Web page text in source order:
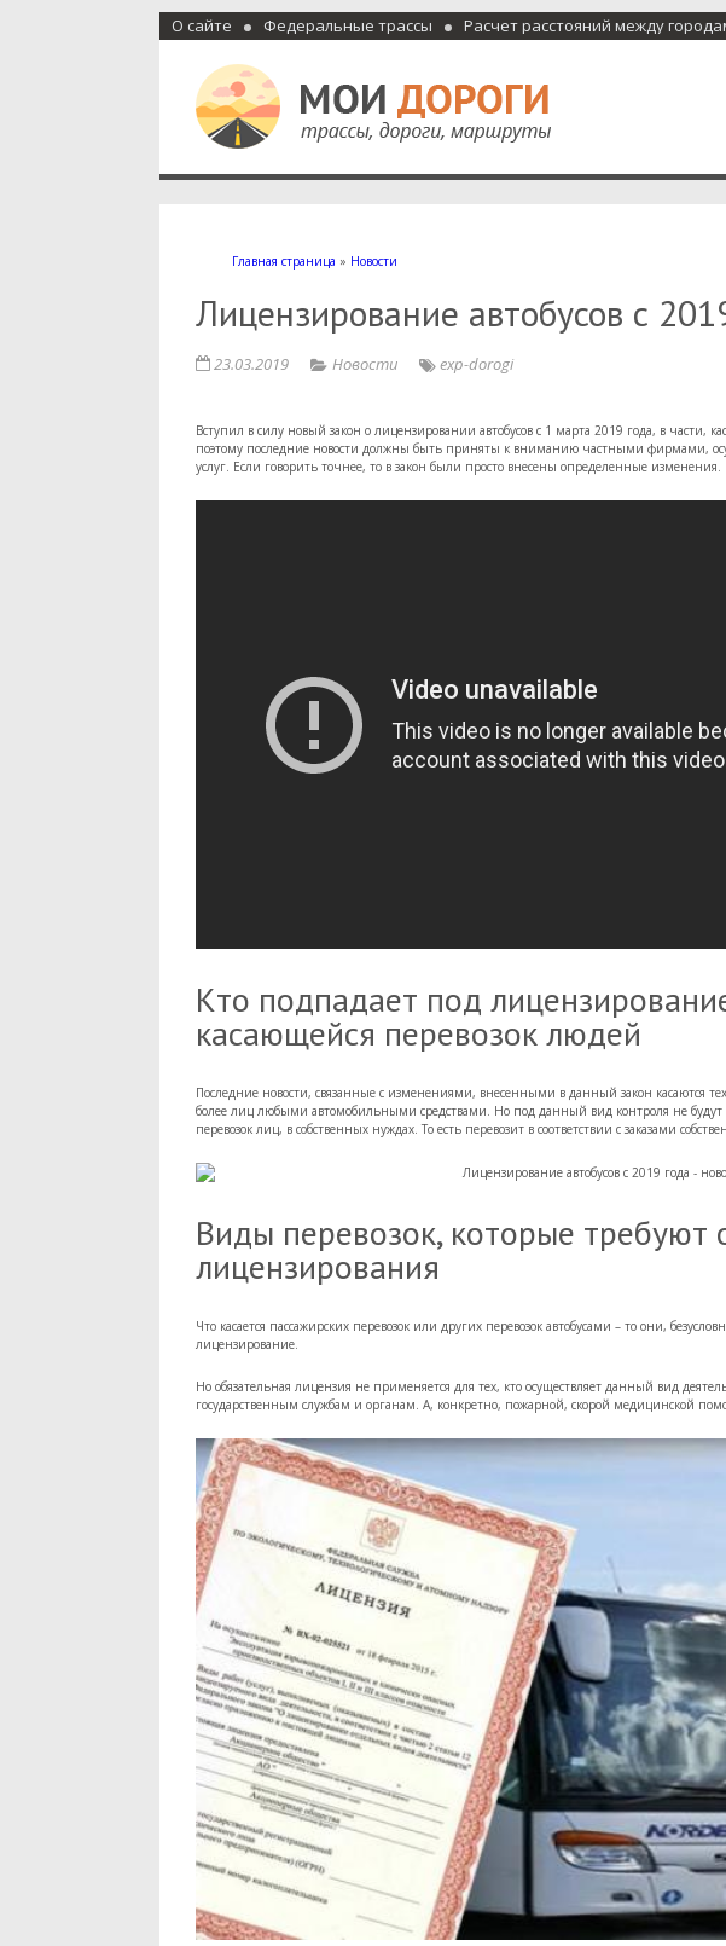
О сайте Федеральные трассы Расчет расстояний между
Мои дороги
Как доехать, автомобильные дороги и трассы России, мотели и гостиницы
Главная страница » Новости
Лицензирование автобусов с
23.03.2019 Новости exp-dorogi
Вступил в силу новый закон о лицензировании автобусов с 1 марта 2019 года, в части,
поэтому последние новости должны быть приняты к вниманию частными фирмами,
услуг. Если говорить точнее, то в закон были просто внесены определенные изменения.
Кто подпадает под
касающейся перевозок людей
Последние новости, связанные с изменениями, внесенными в данный закон касаются
более лиц любыми автомобильными средствами. Но под данный вид контроля не будут
перевозок лиц, в собственных нуждах. То есть перевозит в соответствии с заказами
Виды перевозок, которые требуют
лицензирования
Что касается пассажирских перевозок или других перевозок автобусами – то они,
лицензирование.
Но обязательная лицензия не применяется для тех, кто осуществляет данный вид
государственным службам и органам. А, конкретно, пожарной, скорой медицинской